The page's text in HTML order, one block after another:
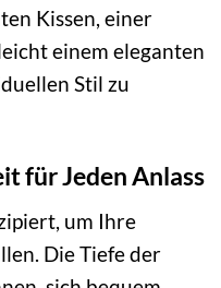
Kissen, einer
einem eleganten
Stil zu
für Jeden Anlass
um Ihre
Die Tiefe der